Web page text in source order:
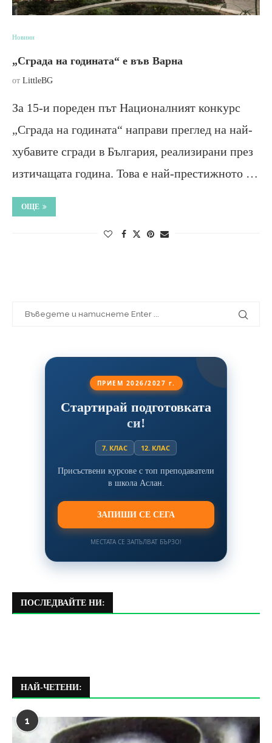
Новини
„Сграда на годината“ е във Варна
от LittleBG
За 15-и пореден път Националният конкурс
„Сграда на годината“ направи преглед на най-
хубавите сгради в България, реализирани през
изтичащата година. Това е най-престижното …
ОЩЕ
ПРИЕМ 2026/2027 г.
Стартирай подготовката
си!
7. КЛАС 12. КЛАС
Присъствени курсове с топ преподаватели
в школа Аслан.
ЗАПИШИ СЕ СЕГА
МЕСТАТА СЕ ЗАПЪЛВАТ БЪРЗО!
ПОСЛЕДВАЙТЕ НИ:
НАЙ-ЧЕТЕНИ:
1